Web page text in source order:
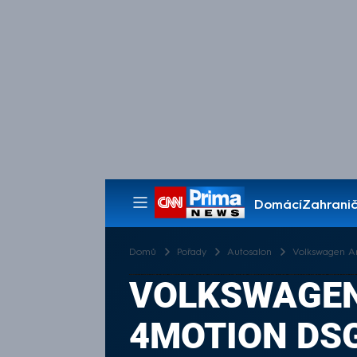
Domácí
Pořady
Domů Pořady Autosalon Volkswagen
4MOTION